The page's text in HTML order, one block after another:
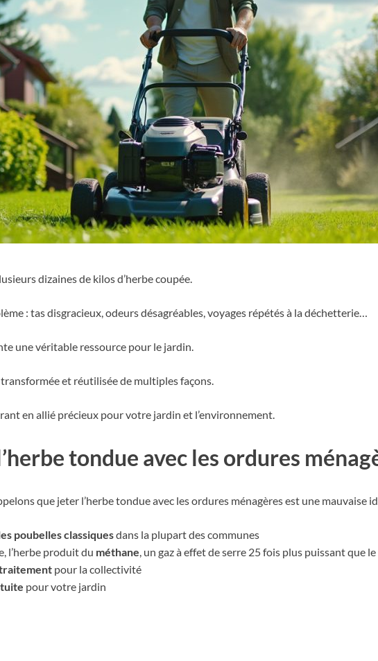
dizaines de kilos d’herbe coupée.
: tas disgracieux, odeurs désagréables, voyages répétés à la déchetterie…
une véritable ressource pour le jardin.
et réutilisée de multiples façons.
en allié précieux pour votre jardin et l’environnement.
tondue avec les ordures
que jeter l’herbe tondue avec les ordures ménagères est une mauvaise
poubelles classiquesdans la plupart des communes
l’herbe produit du méthane, un gaz à effet de serre 25 fois plus puissant que
pour la collectivité
pour votre jardin